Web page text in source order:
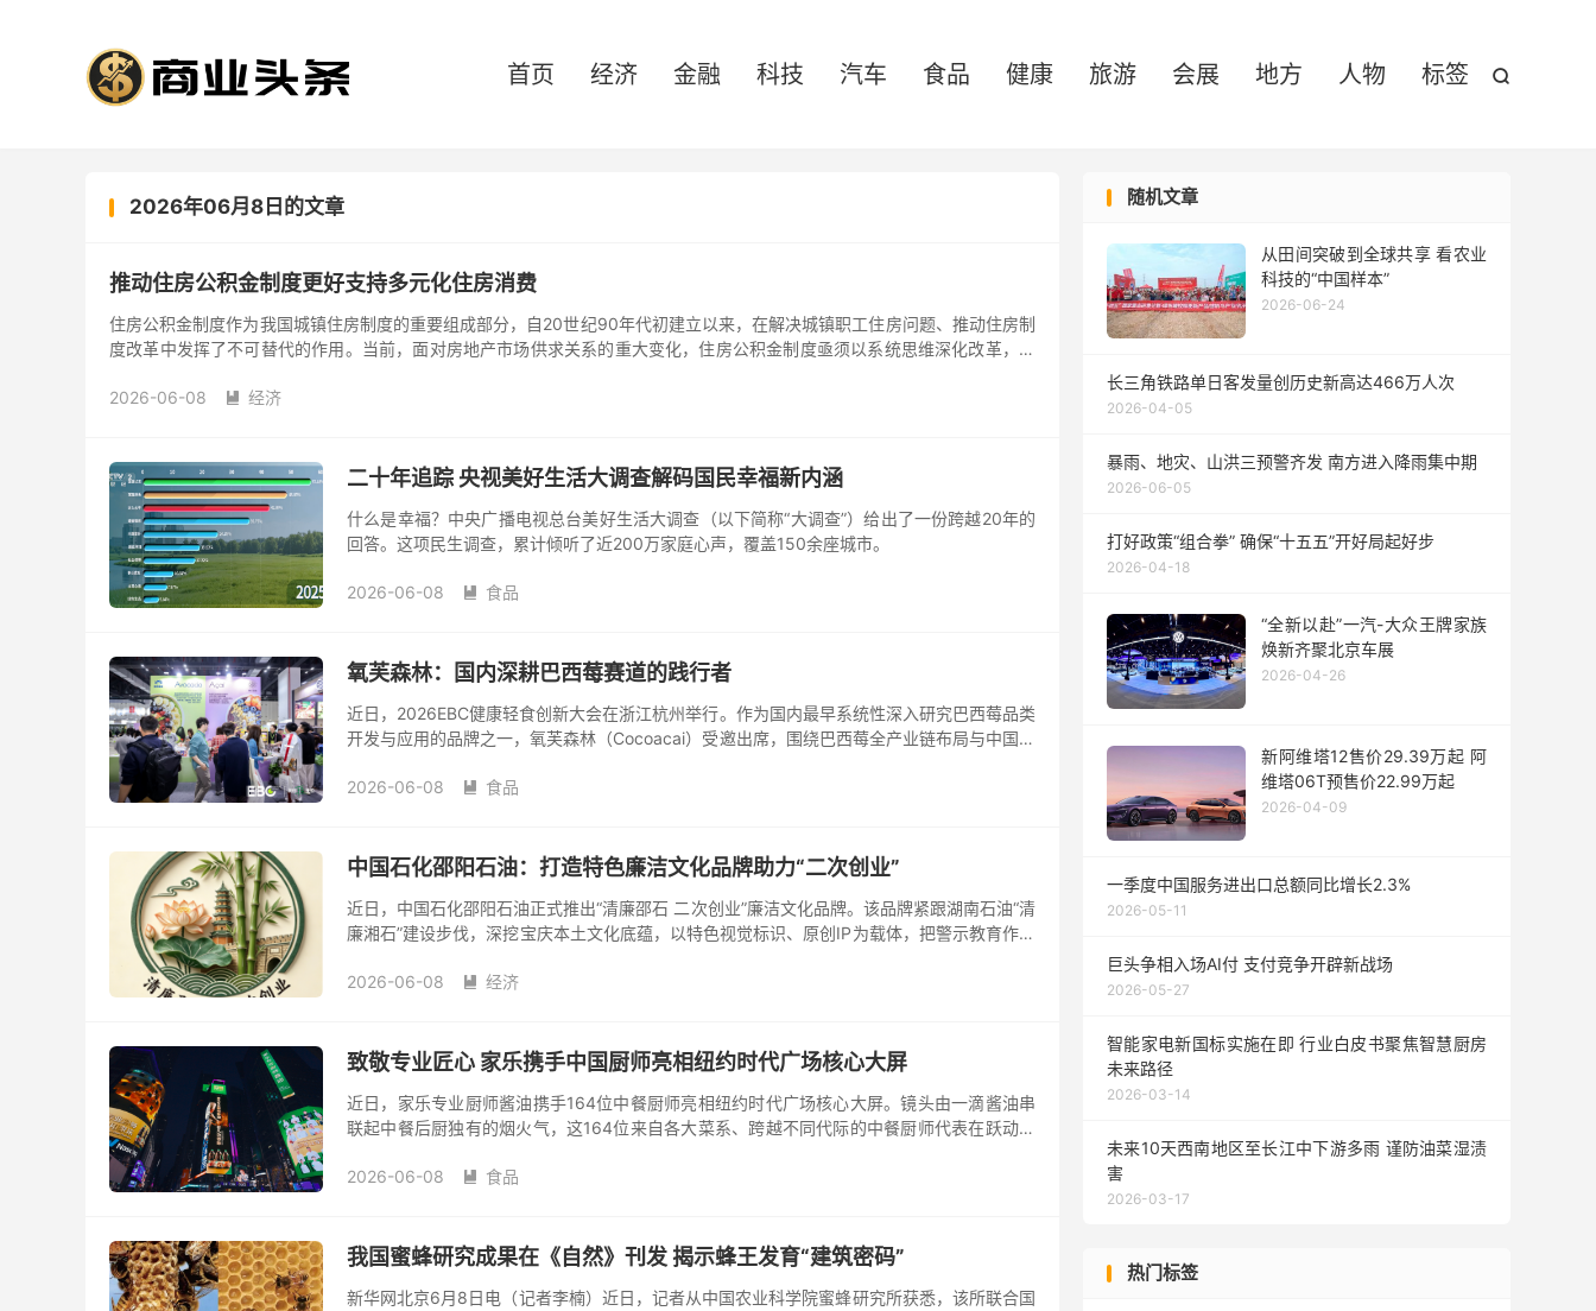

首页 经济 金融 科技 汽车 食品 健康 旅游 会展 地方 人物 标签
2026年06月8日的文章
推动住房公积金制度更好支持多元化住房消费
住房公积金制度作为我国城镇住房制度的重要组成部分，自20世纪90年代初建立以来，在解决城镇职工住房问题、推动住房制
度改革中发挥了不可替代的作用。当前，面对房地产市场供求关系的重大变化，住房公积金制度亟须以系统思维深化改革，实
2026-06-08
 经济
二十年追踪 央视美好生活大调查解码国民幸福新内涵
什么是幸福？中央广播电视总台美好生活大调查（以下简称“大调查”）给出了一份跨越20年的
回答。这项民生调查，累计倾听了近200万家庭心声，覆盖150余座城市。
2026-06-08  食品
氧芙森林：国内深耕巴西莓赛道的践行者
近日，2026EBC健康轻食创新大会在浙江杭州举行。作为国内最早系统性深入研究巴西莓品类
开发与应用的品牌之一，氧芙森林（Cocoacai）受邀出席，围绕巴西莓全产业链布局与中国市
2026-06-08
 食品
中国石化邵阳石油：打造特色廉洁文化品牌助力“二次创业”
近日，中国石化邵阳石油正式推出“清廉邵石 二次创业”廉洁文化品牌。该品牌紧跟湖南石油“清
廉湘石”建设步伐，深挖宝庆本土文化底蕴，以特色视觉标识、原创IP为载体，把警示教育作为
2026-06-08
 经济
致敬专业匠心 家乐携手中国厨师亮相纽约时代广场核心大屏
近日，家乐专业厨师酱油携手164位中餐厨师亮相纽约时代广场核心大屏。镜头由一滴酱油串
联起中餐后厨独有的烟火气，这164位来自各大菜系、跨越不同代际的中餐厨师代表在跃动的
2026-06-08
 食品
我国蜜蜂研究成果在《自然》刊发 揭示蜂王发育“建筑密码”
新华网北京6月8日电（记者李楠）近日，记者从中国农业科学院蜜蜂研究所获悉，该所联合国
随机文章
从田间突破到全球共享 看农业
科技的“中国样本”
2026-06-24
长三角铁路单日客发量创历史新高达466万人次
2026-04-05
暴雨、地灾、山洪三预警齐发 南方进入降雨集中期
2026-06-05
打好政策“组合拳” 确保“十五五”开好局起好步
2026-04-18
“全新以赴”一汽-大众王牌家族
焕新齐聚北京车展
2026-04-26
新阿维塔12售价29.39万起 阿
维塔06T预售价22.99万起
2026-04-09
一季度中国服务进出口总额同比增长2.3%
2026-05-11
巨头争相入场AI付 支付竞争开辟新战场
2026-05-27
智能家电新国标实施在即 行业白皮书聚焦智慧厨房
未来路径
2026-03-14
未来10天西南地区至长江中下游多雨 谨防油菜湿渍
害
2026-03-17
热门标签